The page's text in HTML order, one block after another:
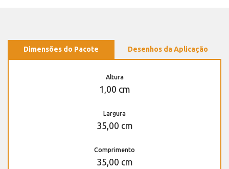
Dimensões do Pacote Desenhos da Aplicação
Altura
1,00 cm
Largura
35,00 cm
Comprimento
35,00 cm